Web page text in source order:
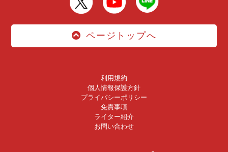
ページトップへ
利用規約
個人情報保護方針
プライバシーポリシー
免責事項
ライター紹介
お問い合わせ